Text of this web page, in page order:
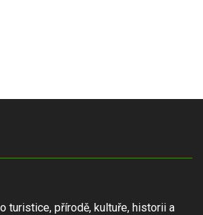
turistice, přírodě, kultuře, historii a